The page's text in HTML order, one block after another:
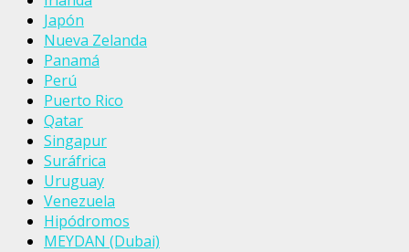
Japón
Nueva Zelanda
Panamá
Perú
Puerto Rico
Qatar
Singapur
Suráfrica
Uruguay
Venezuela
Hipódromos
MEYDAN (Dubai)